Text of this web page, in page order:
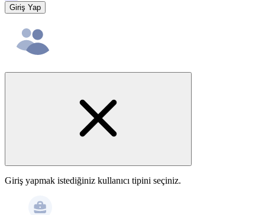
Giriş Yap
Giriş yapmak istediğiniz kullanıcı tipini seçiniz.